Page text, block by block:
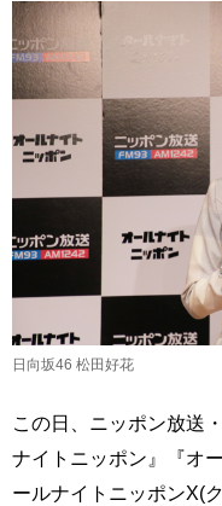
日向坂46 松田好花
この日、ニッポン放送
ナイトニッポン』『オ
ールナイトニッポンX(